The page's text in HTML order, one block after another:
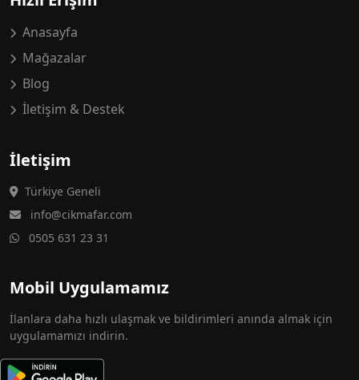
Anasayfa
Mağazalar
Blog
İletişim & Destek
İletişim
Türkiye Geneli
info@cikmafar.com
0505 631 23 31
Mobil Uygulamamız
İlanlara daha hızlı ulaşmak ve bildirimleri anında almak için
uygulamamızı indirin.